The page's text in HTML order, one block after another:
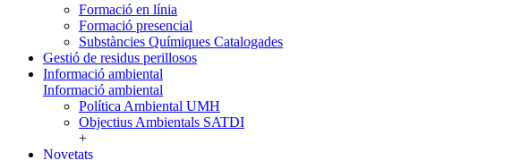
Formació en línia
Formació presencial
Substàncies Químiques Catalogades
Gestió de residus perillosos
Informació ambiental
Informació ambiental
Política Ambiental UMH
Objectius Ambientals SATDI
+
Novetats